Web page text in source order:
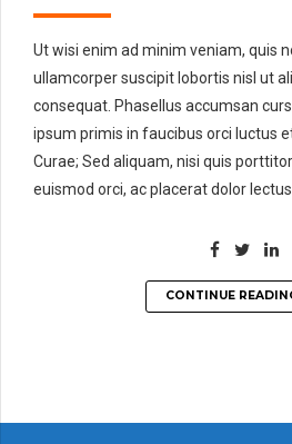
Ut wisi enim ad minim veniam, quis
ullamcorper suscipit lobortis nisl ut
consequat. Phasellus accumsan
ipsum primis in faucibus orci luctus
Curae; Sed aliquam, nisi quis
euismod orci, ac placerat dolor lectus
CONTINUE